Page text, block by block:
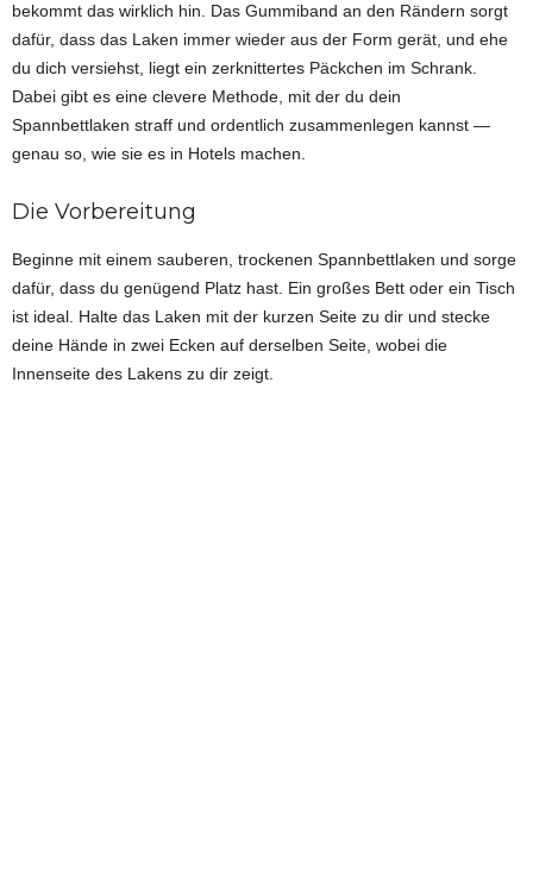
bekommt das wirklich hin. Das Gummiband an den Rändern sorgt
dafür, dass das Laken immer wieder aus der Form gerät, und ehe
du dich versiehst, liegt ein zerknittertes Päckchen im Schrank.
Dabei gibt es eine clevere Methode, mit der du dein
Spannbettlaken straff und ordentlich zusammenlegen kannst —
genau so, wie sie es in Hotels machen.
Die Vorbereitung
Beginne mit einem sauberen, trockenen Spannbettlaken und sorge
dafür, dass du genügend Platz hast. Ein großes Bett oder ein Tisch
ist ideal. Halte das Laken mit der kurzen Seite zu dir und stecke
deine Hände in zwei Ecken auf derselben Seite, wobei die
Innenseite des Lakens zu dir zeigt.